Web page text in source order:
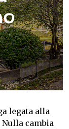
legata alla
cambia